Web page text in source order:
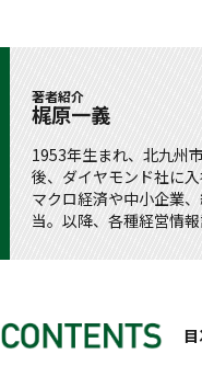
著者紹介
梶原一義
1953年生まれ、北九州
後、ダイヤモンド社に
マクロ経済や中小企業
当。以降、各種経営情